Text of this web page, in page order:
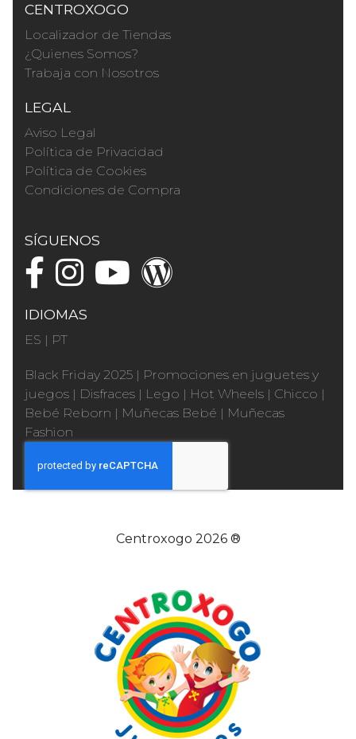
CENTROXOGO
Localizador de Tiendas
¿Quienes Somos?
Trabaja con Nosotros
LEGAL
Aviso Legal
Política de Privacidad
Política de Cookies
Condiciones de Compra
SÍGUENOS
IDIOMAS
ES | PT
Black Friday 2025 | Promociones en juguetes y
juegos | Disfraces | Lego | Hot Wheels | Chicco |
Bebé Reborn | Muñecas Bebé | Muñecas
Fashion
Centroxogo 2026 ®